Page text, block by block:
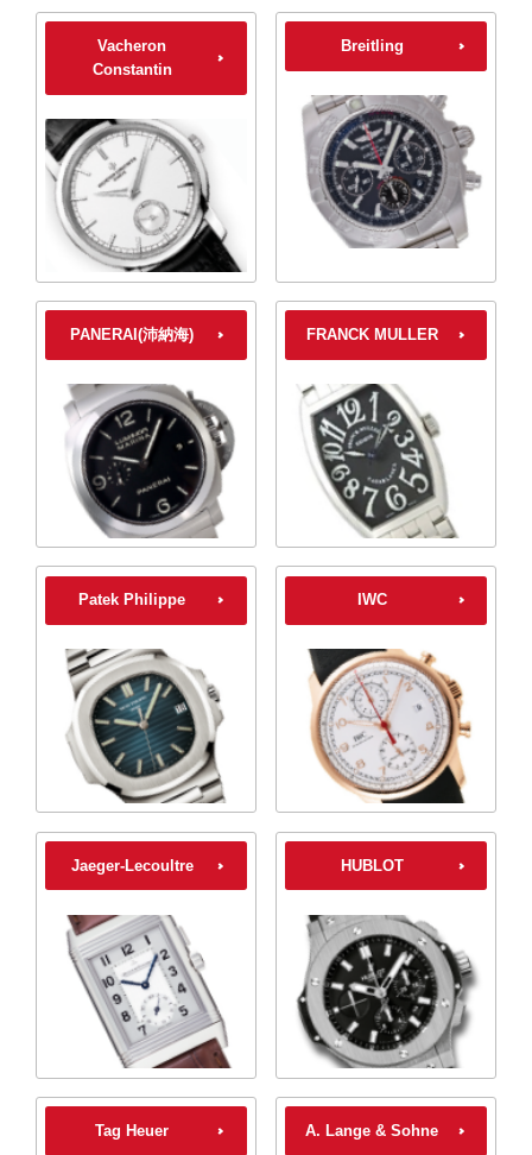
Vacheron
Constantin
Breitling
PANERAI(沛納海) FRANCK MULLER
Patek Philippe IWC
Jaeger-Lecoultre HUBLOT
Tag Heuer A. Lange & Sohne